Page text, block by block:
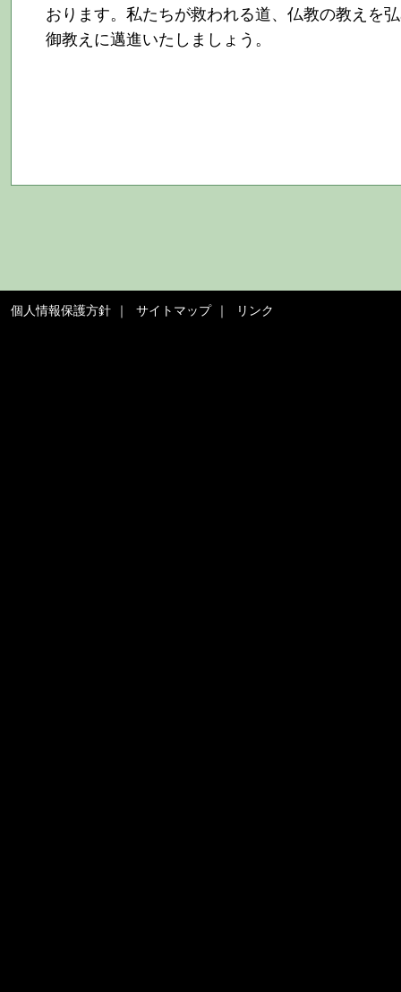
おります。私たちが救われる道、仏教の教えを
御教えに邁進いたしましょう。
個人情報保護方針 サイトマップ リンク